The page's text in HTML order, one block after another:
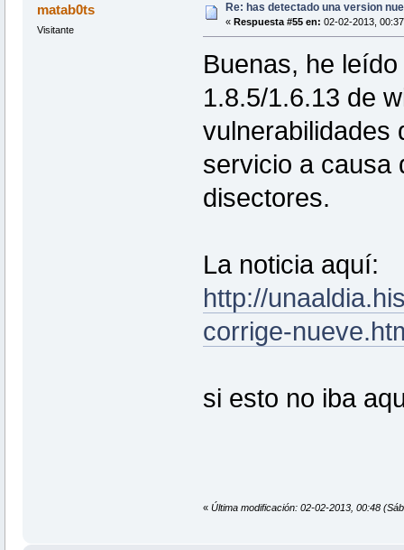
matab0ts
Visitante
Re: has detectado una version
« Respuesta #55 en: 02-02-2013,
Buenas, he
1.8.5/1.6.13 de
vulnerabilidades
servicio a causa
disectores.
La noticia aquí:
http://
corrige-
si esto no iba
« Última modificación: 02-02-2013, 00:48